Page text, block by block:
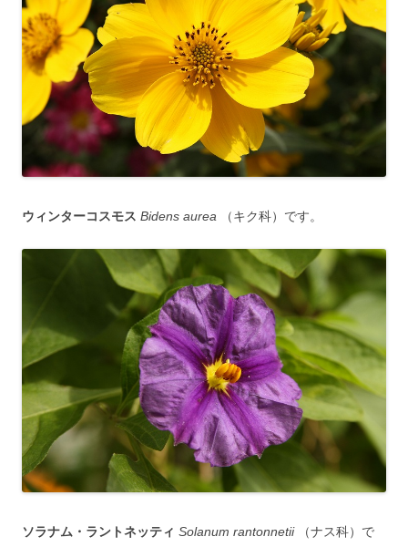
ウィンターコスモス Bidens aurea （キク科）です。
ソラナム・ラントネッティ Solanum rantonnetii（ナス科）で